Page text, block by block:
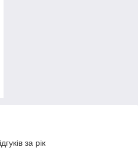
за рік